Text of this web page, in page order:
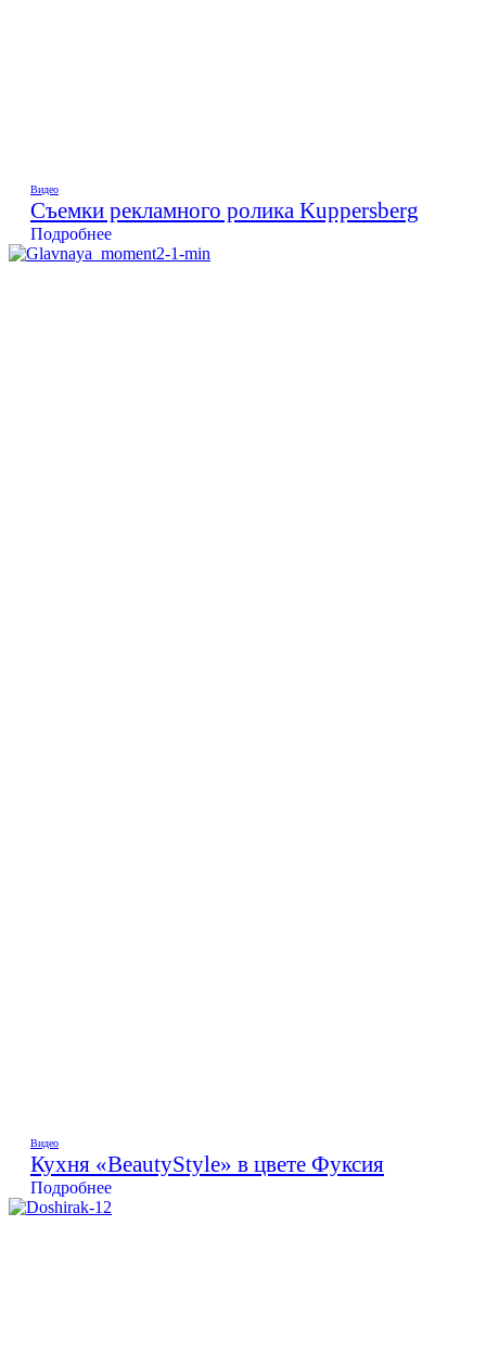
Видео
Съемки рекламного ролика Kuppersberg
Подробнее
Видео
Кухня «BeautyStyle» в цвете Фуксия
Подробнее